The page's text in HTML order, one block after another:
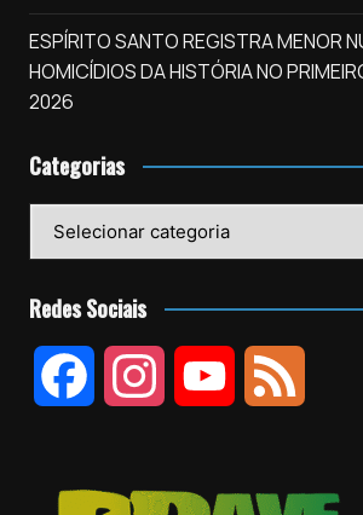
ESPÍRITO SANTO REGISTRA MENOR
HOMICÍDIOS DA HISTÓRIA NO
2026
Categorias
Redes Sociais
c s u e